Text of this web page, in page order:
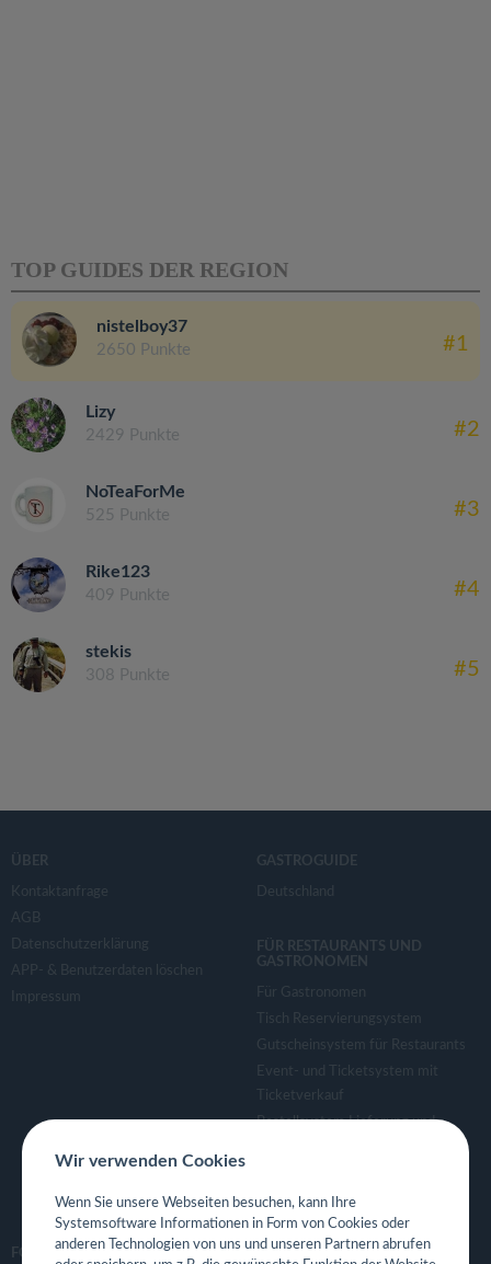
TOP GUIDES DER REGION
nistelboy37
2650 Punkte #1
Lizy
2429 Punkte #2
NoTeaForMe
525 Punkte #3
Rike123
409 Punkte #4
stekis
308 Punkte #5
ÜBER
Kontaktanfrage
AGB
Datenschutzerklärung
APP- & Benutzerdaten löschen
Impressum
GASTROGUIDE
Deutschland
FÜR RESTAURANTS UND
GASTRONOMEN
Für Gastronomen
Tisch Reservierungsystem
Gutscheinsystem für Restaurants
Event- und Ticketsystem mit
Ticketverkauf
Bestellsystem Lieferung und
Eigene App für Restaurant
FOLGE UNS
Wir verwenden Cookies
Wenn Sie unsere Webseiten besuchen, kann Ihre
Systemsoftware Informationen in Form von Cookies oder
anderen Technologien von uns und unseren Partnern abrufen